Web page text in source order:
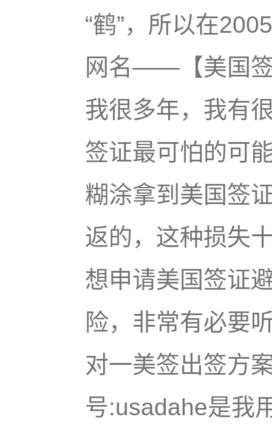
“鹤”，所以在
网名——【美国
我很多年，我有
签证最可怕的可
糊涂拿到美国签
返的，这种损失
想申请美国签证
险，非常有必要
对一美签出签方
号:usadahe是我